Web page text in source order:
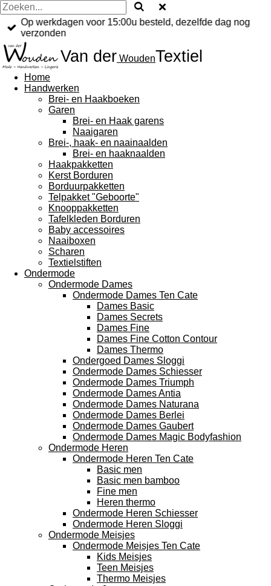
Op werkdagen voor 15:00u besteld, dezelfde dag nog
verzonden
Van der WoudenTextiel
Home
Handwerken
Brei- en Haakboeken
Garen
Brei- en Haak garens
Naaigaren
Brei-, haak- en naainaalden
Brei- en haaknaalden
Haakpakketten
Kerst Borduren
Borduurpakketten
Telpakket "Geboorte"
Knooppakketten
Tafelkleden Borduren
Baby accessoires
Naaiboxen
Scharen
Textielstiften
Ondermode
Ondermode Dames
Ondermode Dames Ten Cate
Dames Basic
Dames Secrets
Dames Fine
Dames Fine Cotton Contour
Dames Thermo
Ondergoed Dames Sloggi
Ondermode Dames Schiesser
Ondermode Dames Triumph
Ondermode Dames Antia
Ondermode Dames Naturana
Ondermode Dames Berlei
Ondermode Dames Gaubert
Ondermode Dames Magic Bodyfashion
Ondermode Heren
Ondermode Heren Ten Cate
Basic men
Basic men bamboo
Fine men
Heren thermo
Ondermode Heren Schiesser
Ondermode Heren Sloggi
Ondermode Meisjes
Ondermode Meisjes Ten Cate
Kids Meisjes
Teen Meisjes
Thermo Meisjes